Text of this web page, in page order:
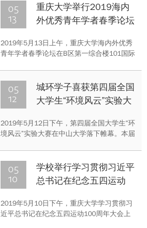
resolution”的论文。
05
13
重庆大学举行2019海内
外优秀青年学者春季论坛
2019年5月13日上午，重庆大学海内外优秀
青年学者春季论坛在B区第一综合楼101国际
此次开幕式。吸引了来自美国、英国、日
本、德国、新加坡等16个国家和地区的50余
位优秀青年学者齐聚重大，交流学术、共谋
05
12
城环学子喜获第四届全国
大学生“环境风云”实验大
2019年5月12日下午，第四届全国大学生“环
境风云”实验大赛在中山大学落下帷幕。本届
设与环境工程学院环境生态工程专业本科生
组队参与本次大赛并荣获一等奖。
05
10
学校举行学习贯彻习近平
总书记在纪念五四运动
话精神青年师生座谈会
2019年5月10日下午，重庆大学学习贯彻习
近平总书记在纪念五四运动100周年大会上